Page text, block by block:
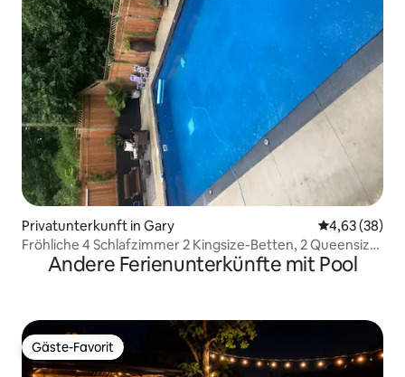
Privatunterkunft in Gary
4,63 (38)
Fröhliche 4 Schlafzimmer 2 Kingsize-Betten, 2 Queensize-
BettenAndere Ferienunterkünfte mit Pool
Gäste-Favorit
Gäste-Favorit